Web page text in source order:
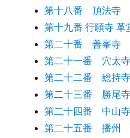
第十八番 頂法寺
第十九番 行願寺 革
第二十番 善峯寺
第二十一番 穴太寺
第二十二番 総持寺
第二十三番 勝尾寺
第二十四番 中山寺
第二十五番 播州